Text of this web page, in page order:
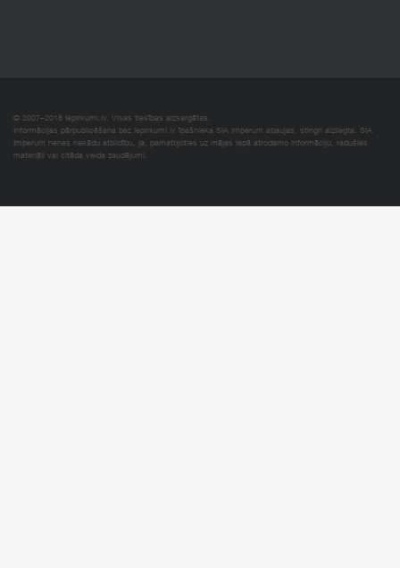
© 2007–2018 Iepirkumi.lv. Visas tiesības aizsargātas.
Informācijas pārpublicēšana bez iepirkumi.lv īpašnieka SIA Imperum atļaujas, stingri aizliegta. SIA
Imperum nenes nekādu atbildību, ja, pamatojoties uz mājas lapā atrodamo informāciju, radušies
materiāli vai citāda veida zaudējumi.